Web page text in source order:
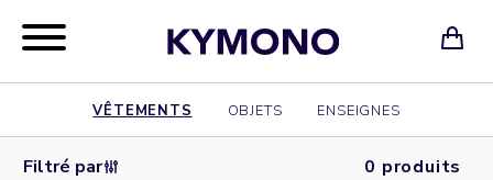
VÊTEMENTS OBJETS ENSEIGNES
Filtré par 0 produits